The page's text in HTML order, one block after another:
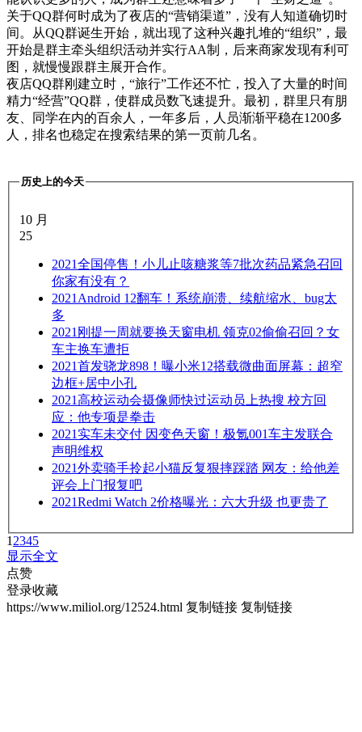
关于QQ群何时成为了夜店的“营销渠道”，没有人知道确切时
间。从QQ群诞生开始，就出现了这种兴趣扎堆的“组织”，最
开始是群主牵头组织活动并实行AA制，后来商家发现有利可
图，就慢慢跟群主展开合作。
夜店QQ群刚建立时，“旅行”工作还不忙，投入了大量的时间
精力“经营”QQ群，使群成员数飞速提升。最初，群里只有朋
友、同学在内的百余人，一年多后，人员渐渐平稳在1200多
人，排名也稳定在搜索结果的第一页前几名。
历史上的今天
10 月
25
2021全国停售！小儿止咳糖浆等7批次药品紧急召回
你家有没有？
2021 Android 12翻车！系统崩溃、续航缩水、bug太
多
2021 刚提一周就要换天窗电机 领克02偷偷召回？女
车主换车遭拒
2021首发骁龙898！曝小米12搭载微曲面屏幕：超窄
边框+居中小孔
2021高校运动会摄像师快过运动员上热搜 校方回
应：他专项是拳击
2021 实车未交付 因变色天窗！极氪001车主发联合
声明维权
2021外卖骑手拎起小猫反复狠摔踩踏 网友：给他差
评会上门报复吧
2021Redmi Watch 2价格曝光：六大升级 也更贵了
1 2345
显示全文
点赞
登录收藏
https://www.miliol.org/12524.html 复制链接 复制链接